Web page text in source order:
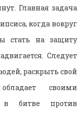
Главная задача
когда вокруг
стать на защиту
Следует
раскрыть свой
своими
в битве против